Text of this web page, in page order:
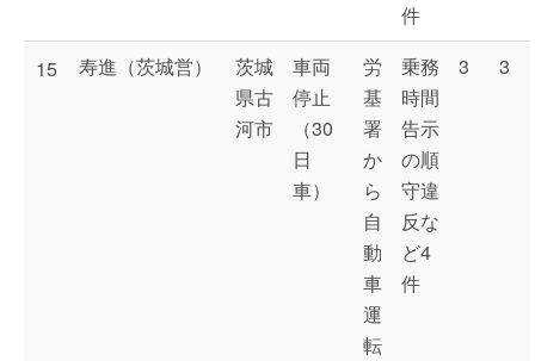
件
15 寿進（茨城営）
茨城
県古
河市
車両
停止
（30
日
車）
労
基
署
か
ら
自
動
車
運
転
乗務
時間
告示
の順
守違
反な
ど4
件
3 3